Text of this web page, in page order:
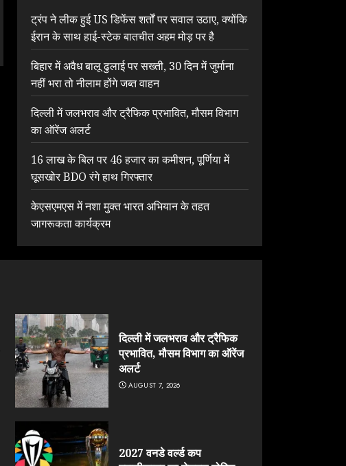
ट्रंप ने लीक हुई US डिफेंस शर्तों पर सवाल उठाए, क्योंकि
ईरान के साथ हाई-स्टेक बातचीत अहम मोड़ पर है
बिहार में अवैध बालू ढुलाई पर सख्ती, 30 दिन में जुर्माना
नहीं भरा तो नीलाम होंगे जब्त वाहन
दिल्ली में जलभराव और ट्रैफिक प्रभावित, मौसम विभाग
का ऑरेंज अलर्ट
16 लाख के बिल पर 46 हजार का कमीशन, पूर्णिया में
घूसखोर BDO रंगे हाथ गिरफ्तार
केएसएमएस में नशा मुक्त भारत अभियान के तहत
जागरूकता कार्यक्रम
दिल्ली में जलभराव और ट्रैफिक
प्रभावित, मौसम विभाग का ऑरेंज
अलर्ट
AUGUST 7, 2026
2027 वनडे वर्ल्ड कप